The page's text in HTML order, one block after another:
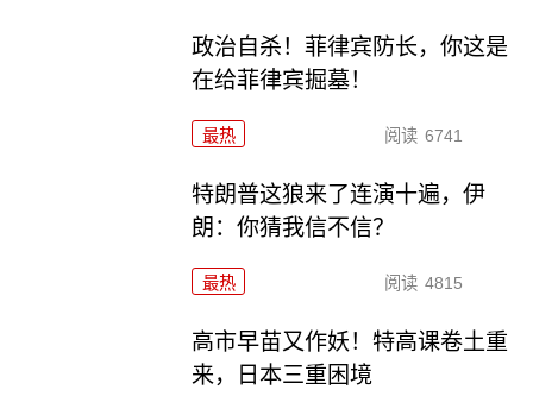
政治自杀！菲律宾防长，你这是
在给菲律宾掘墓！
最热 阅读 6741
特朗普这狼来了连演十遍，伊
朗：你猜我信不信？
最热 阅读 4815
高市早苗又作妖！特高课卷土重
来，日本三重困境